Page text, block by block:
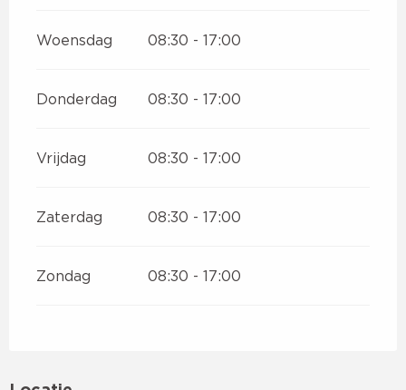
Woensdag 08:30 - 17:00
Donderdag 08:30 - 17:00
Vrijdag 08:30 - 17:00
Zaterdag 08:30 - 17:00
Zondag 08:30 - 17:00